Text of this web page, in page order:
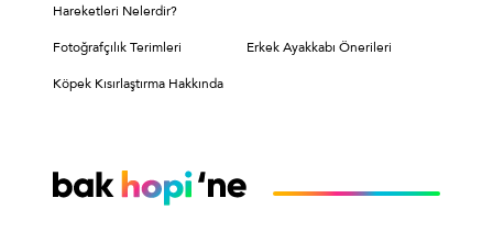
Hareketleri Nelerdir?
Fotoğrafçılık Terimleri Erkek Ayakkabı Önerileri
Köpek Kısırlaştırma Hakkında